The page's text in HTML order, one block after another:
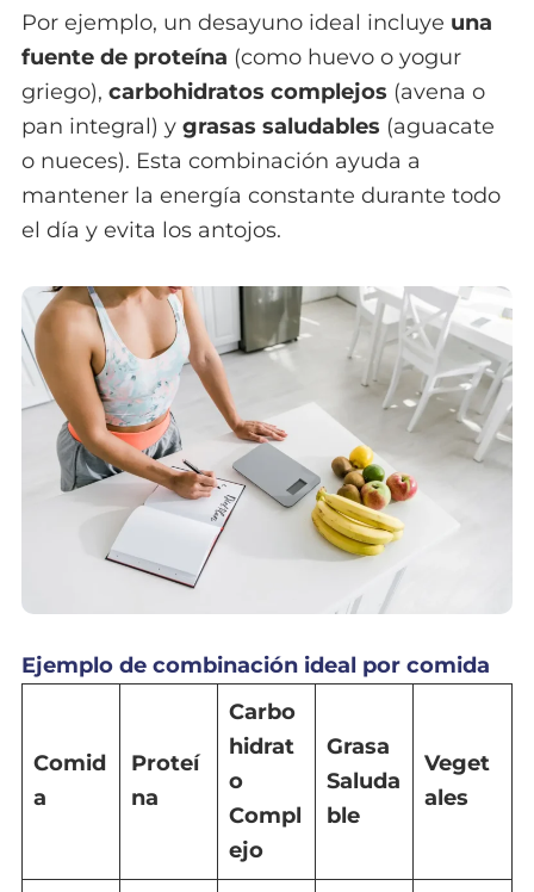
Por ejemplo, un desayuno ideal incluye una
fuente de proteína (como huevo o yogur
griego), carbohidratos complejos (avena o
pan integral) y grasas saludables (aguacate
o nueces). Esta combinación ayuda a
mantener la energía constante durante todo
el día y evita los antojos.
Ejemplo de combinación ideal por comida
Comid
a
Proteí
na
Carbo
hidrat
o
Compl
ejo
Grasa
Saluda
ble
Veget
ales